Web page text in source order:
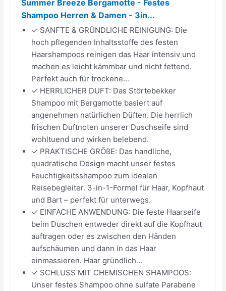
Summer Breeze Bergamotte - Festes
Shampoo Herren & Damen - 3in...
✓ SANFTE & GRÜNDLICHE REINIGUNG: Die
hoch pflegenden Inhaltsstoffe des festen
Haarshampoos reinigen das Haar intensiv und
machen es leicht kämmbar und nicht fettend.
Perfekt auch für trockene...
✓ HERRLICHER DUFT: Das Störtebekker
Shampoo mit Bergamotte basiert auf
angenehmen natürlichen Düften. Die herrlich
frischen Duftnoten unserer Duschseife sind
wohltuend und wirken belebend.
✓ PRAKTISCHE GRÖßE: Das handliche,
quadratische Design macht unser festes
Feuchtigkeitsshampoo zum idealen
Reisebegleiter. 3-in-1-Formel für Haar, Kopfhaut
und Bart – perfekt für unterwegs.
✓ EINFACHE ANWENDUNG: Die feste Haarseife
beim Duschen entweder direkt auf die Kopfhaut
auftragen oder es zwischen den Händen
aufschäumen und dann in das Haar
einmassieren. Haar gründlich...
✓ SCHLUSS MIT CHEMISCHEN SHAMPOOS:
Unser festes Shampoo ohne sulfate Parabene